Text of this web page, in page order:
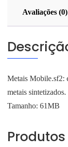
Avaliações (0)
Metais Mobile.sf2:
metais
Tamanho: 61MB